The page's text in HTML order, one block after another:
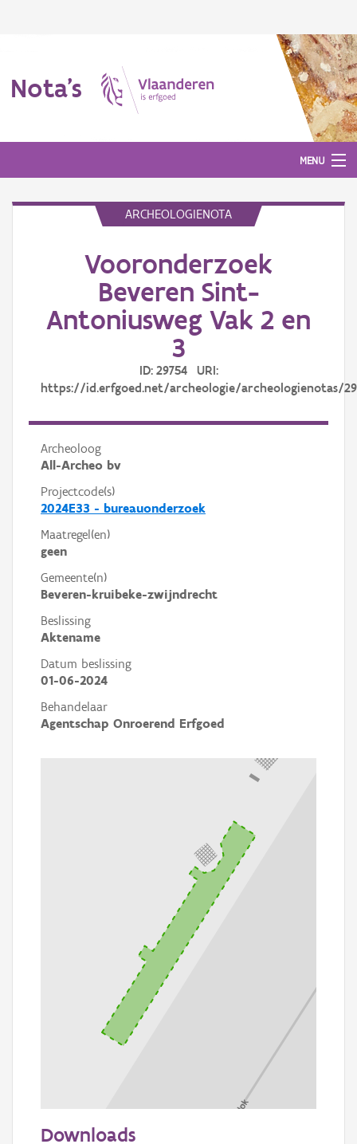
Nota's
MENU
ARCHEOLOGIENOTA
Vooronderzoek
Beveren Sint-
Antoniusweg Vak 2 en
3
ID: 29754 URI:
https://id.erfgoed.net/archeologie/archeologienotas/
Archeoloog
All-Archeo bv
Projectcode(s)
2024E33 - bureauonderzoek
Maatregel(en)
geen
Gemeente(n)
Beveren-kruibeke-zwijndrecht
Beslissing
Aktename
Datum beslissing
01-06-2024
Behandelaar
Agentschap Onroerend Erfgoed
Informatie Vlaanderen
Downloads